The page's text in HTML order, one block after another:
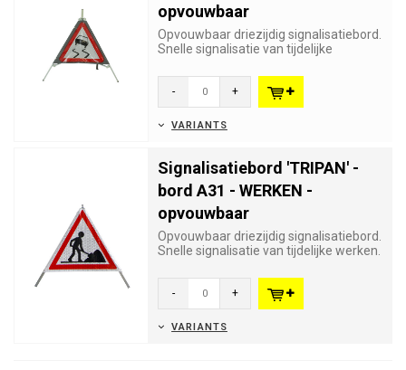
opvouwbaar
Opvouwbaar driezijdig signalisatiebord.
Snelle signalisatie van tijdelijke
- +
VARIANTS
Signalisatiebord 'TRIPAN' -
bord A31 - WERKEN -
opvouwbaar
Opvouwbaar driezijdig signalisatiebord.
Snelle signalisatie van tijdelijke werken.
- +
VARIANTS